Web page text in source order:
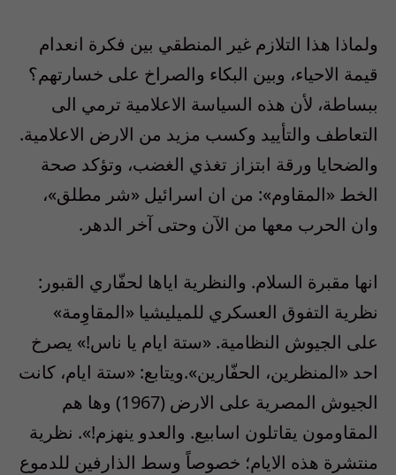
ولماذا هذا التلازم غير المنطقي بين فكرة انعدام
قيمة الاحياء، وبين البكاء والصراخ على خسارتهم؟
ببساطة، لأن هذه السياسة الاعلامية ترمي الى
التعاطف والتأييد وكسب مزيد من الارض الاعلامية.
والضحايا ورقة ابتزاز تغذي الغضب، وتؤكد صحة
الخط «المقاوم»: من ان اسرائيل «شر مطلق»،
وان الحرب معها من الآن وحتى آخر الدهر.
انها مقبرة السلام. والنظرية اياها لحفّاري القبور:
نظرية التفوق العسكري للميليشيا «المقاوِمة»
على الجيوش النظامية. «ستة ايام يا ناس!» يصرخ
احد «المنظرين، الحفّارين».ويتابع: «ستة ايام، كانت
الجيوش المصرية على الارض (1967) وها هم
المقاومون يقاتلون اسابيع. والعدو ينهزم!». نظرية
منتشرة هذه الايام؛ خصوصاً وسط الذارفين للدموع